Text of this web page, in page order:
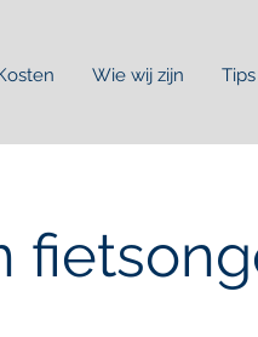
Wie wij zijn Tips